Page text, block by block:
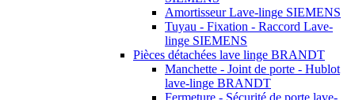
Amortisseur Lave-linge SIEMENS
Tuyau - Fixation - Raccord Lave-
linge SIEMENS
Pièces détachées lave linge BRANDT
Manchette - Joint de porte - Hublot
lave-linge BRANDT
Fermeture - Sécurité de porte lave-